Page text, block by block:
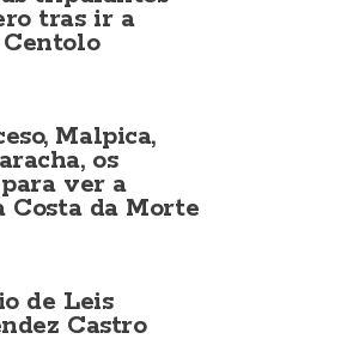
tras ir a
Malpica,
os
ver a
Costa da Morte
de Leis
Castro